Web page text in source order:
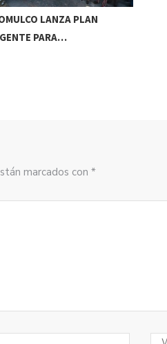
LANZA PLAN
PARA…
marcados con *